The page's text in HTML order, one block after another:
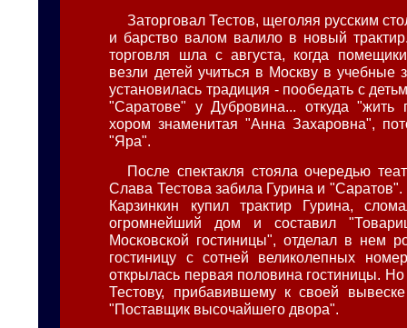
Заторговал Тестов, щеголяя русским
и барство валом валило в новый
торговля шла с августа, когда
везли детей учиться в Москву в учебные
установилась традиция - пообедать с
"Саратове" у Дубровина... откуда
хором знаменитая "Анна Захаровна",
"Яра".
После спектакля стояла очередью
Слава Тестова забила Гурина и "Саратов".
Карзинкин купил трактир Гурина,
огромнейший дом и составил
Московской гостиницы", отделал в нем
гостиницу с сотней великолепных
открылась первая половина гостиницы.
Тестову, прибавившему к своей
"Поставщик высочайшего двора".